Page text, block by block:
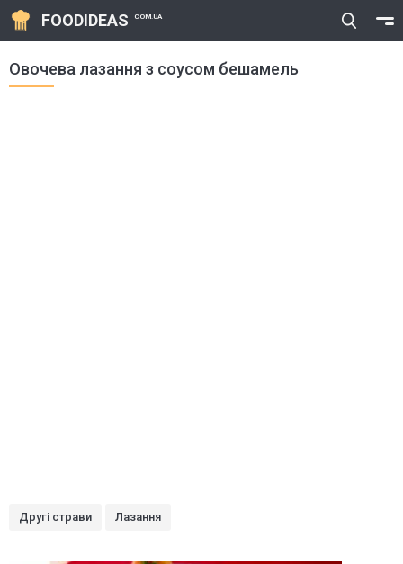
FOODIDEAS COM.UA
Овочева лазання з соусом бешамель
Другі страви Лазання